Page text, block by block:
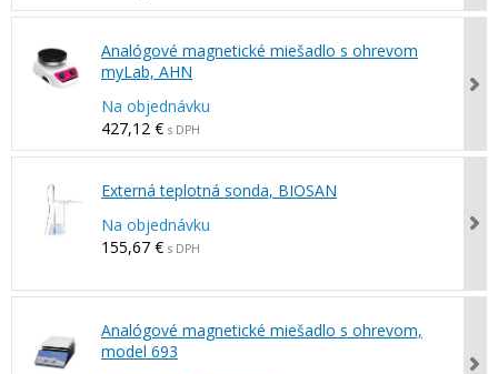
Analógové magnetické miešadlo s ohrevom
myLab, AHN
Na objednávku
427,12 € s DPH
Externá teplotná sonda, BIOSAN
Na objednávku
155,67 € s DPH
Analógové magnetické miešadlo s ohrevom,
model 693